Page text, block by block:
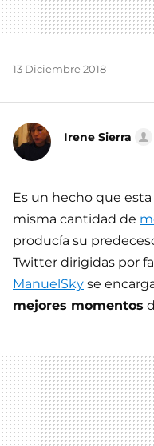
13 Diciembre 2018
Irene Sierra
Es un hecho que
misma cantidad de
producía su
Twitter dirigidas por
ManuelSky se
mejores momentos